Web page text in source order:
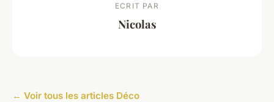
ECRIT PAR
Nicolas
← Voir tous les articles Déco